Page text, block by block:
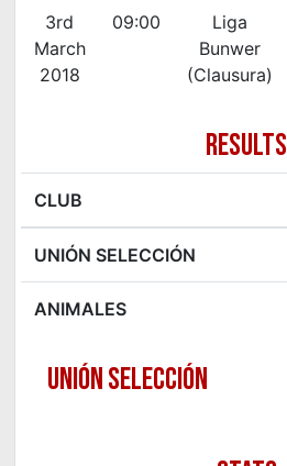
3rd
March
2018
09:00
Liga
Bunwer
(Clausura)
RESULTS
CLUB
UNIÓN SELECCIÓN
ANIMALES
UNIÓN SELECCIÓN